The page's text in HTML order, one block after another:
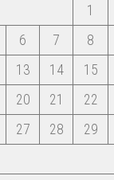
1
6 7 8
13 14 15
20 21 22
27 28 29